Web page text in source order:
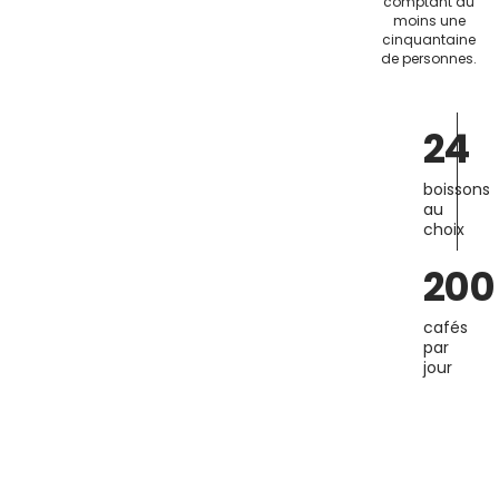
moins une
cinquantaine
de personnes.
24
boissons
au
choix
200
cafés
par
jour